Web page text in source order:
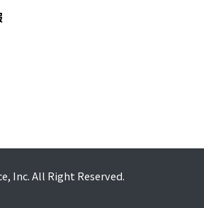
Inc. All Right Reserved.